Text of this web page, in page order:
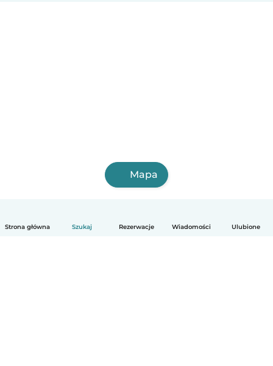
Strona główna Szukaj Rezerwacje Wiadomości Ulubione
Mapa